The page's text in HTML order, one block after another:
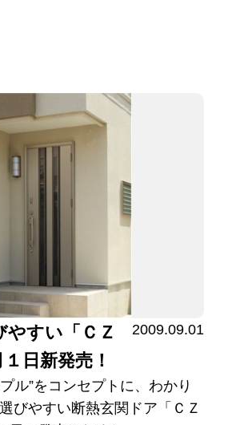
やすい「ＣＺ
日新発売！
2009.09.01
ル”をコンセプトに、わかり
びやすい断熱玄関ドア「ＣＺ